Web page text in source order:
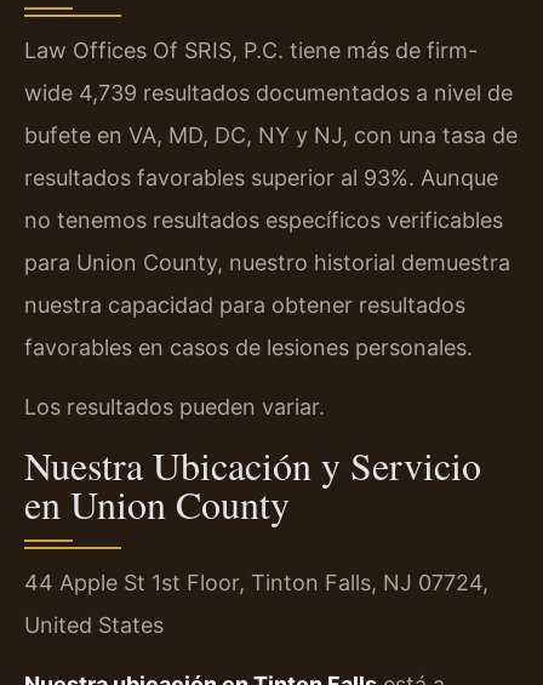
Law Offices Of SRIS, P.C. tiene más de firm-
wide 4,739 resultados documentados a nivel de
bufete en VA, MD, DC, NY y NJ, con una tasa de
resultados favorables superior al 93%. Aunque
no tenemos resultados específicos verificables
para Union County, nuestro historial demuestra
nuestra capacidad para obtener resultados
favorables en casos de lesiones personales.
Los resultados pueden variar.
Nuestra Ubicación y Servicio
en Union County
44 Apple St 1st Floor, Tinton Falls, NJ 07724,
United States